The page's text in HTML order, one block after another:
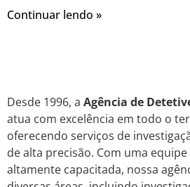
Continuar lendo »
Desde 1996, a Agência de
atua com excelência em todo o
oferecendo serviços de
de alta precisão. Com uma
altamente capacitada, nossa